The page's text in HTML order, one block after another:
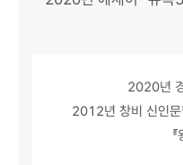
2020년
2012년 창비 신인